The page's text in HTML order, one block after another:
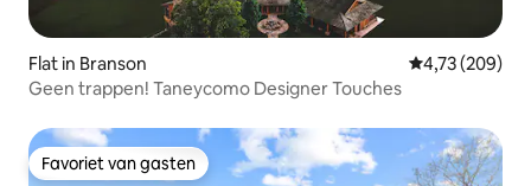
Flat in Branson Gemiddelde
4,73 (209)
Geen trappen! Taneycomo Designer Touches
Favoriet van gasten
Favoriet van gasten